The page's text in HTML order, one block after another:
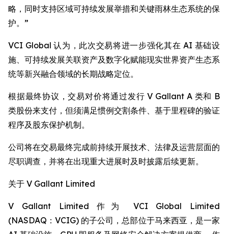
略，同时支持区域可持续发展举措和关键雨林生态系统的保
护。”
VCI Global 认为，此次交易将进一步强化其在 AI 基础设
施、可持续发展关联资产及数字化赋能现实世界资产生态系
统等新兴融合领域的长期战略定位。
根据最终协议，交易对价将通过发行 V Gallant A 类和 B
类股份来支付，但须满足惯例交割条件、基于里程碑的验证
程序及股东保护机制。
公司将在交易最终完成前持续开展技术、法律及运营层面的
尽职调查，并将在出现重大进展时及时披露后续更新。
关于 V Gallant Limited
V Gallant Limited 作为 VCI Global Limited
(NASDAQ：VCIG) 的子公司，总部位于马来西亚，是一家